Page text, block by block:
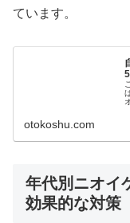
ています。
otokoshu.com
年代別ニオイ
効果的な対策